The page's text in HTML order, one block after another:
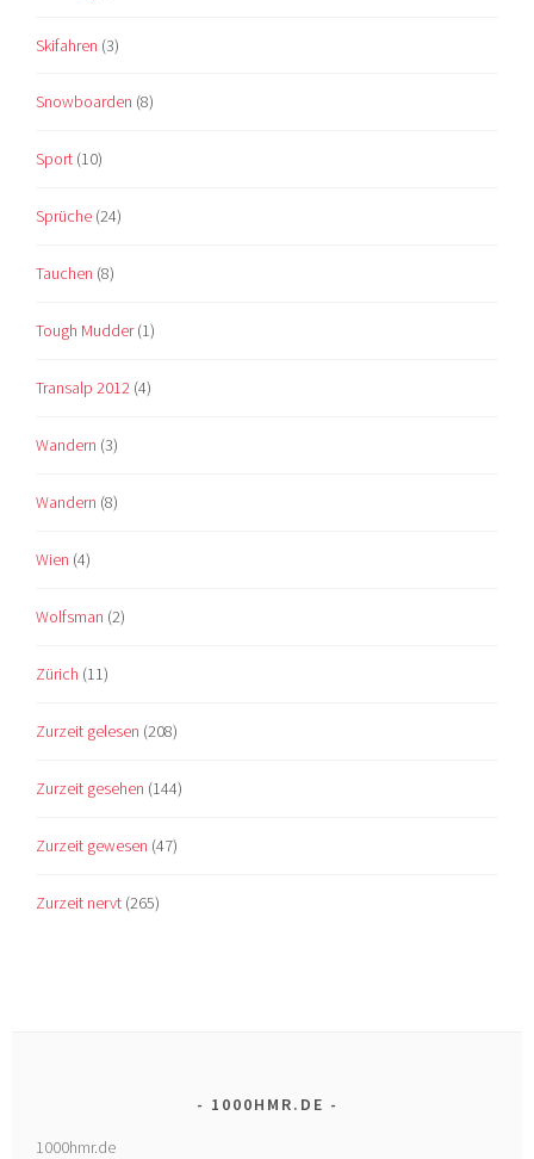
Skifahren (3)
Snowboarden (8)
Sport (10)
Sprüche (24)
Tauchen (8)
Tough Mudder(1)
Transalp 2012 (4)
Wandern (3)
Wandern (8)
Wien (4)
Wolfsman (2)
Zürich (11)
Zurzeit gelesen (208)
Zurzeit gesehen (144)
Zurzeit gewesen (47)
Zurzeit nervt (265)
1000HMR.DE
1000hmr.de